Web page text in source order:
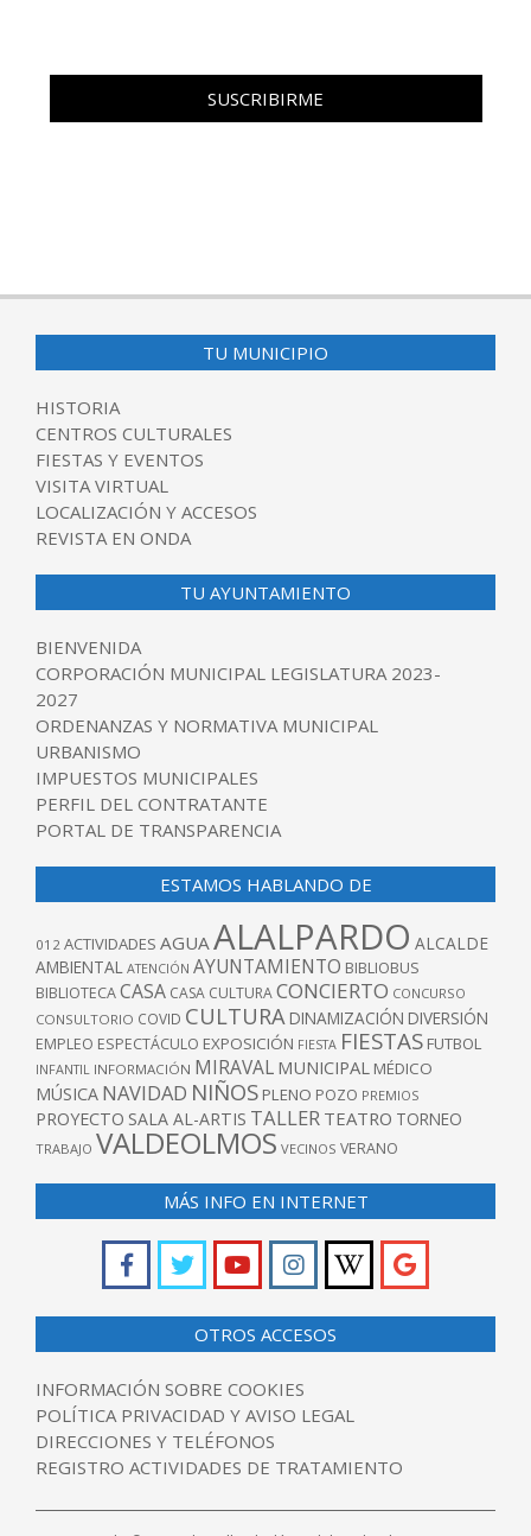
TU MUNICIPIO
HISTORIA
CENTROS CULTURALES
FIESTAS Y EVENTOS
VISITA VIRTUAL
LOCALIZACIÓN Y ACCESOS
REVISTA EN ONDA
TU AYUNTAMIENTO
BIENVENIDA
CORPORACIÓN MUNICIPAL LEGISLATURA 2023-
2027
ORDENANZAS Y NORMATIVA MUNICIPAL
URBANISMO
IMPUESTOS MUNICIPALES
PERFIL DEL CONTRATANTE
PORTAL DE TRANSPARENCIA
ESTAMOS HABLANDO DE
012 ACTIVIDADES AGUA ALALPARDO ALCALDE
AMBIENTAL ATENCIÓN AYUNTAMIENTO BIBLIOBUS
BIBLIOTECACASA CASA CULTURACONCIERTO CONCURSO
CONSULTORIO COVID CULTURA DINAMIZACIÓN DIVERSIÓN
EMPLEO ESPECTÁCULO EXPOSICIÓN FIESTA FIESTAS FUTBOL
INFANTIL INFORMACIÓN MIRAVAL MUNICIPAL MÉDICO
MÚSICA NAVIDAD NIÑOS PLENO POZO PREMIOS
PROYECTO SALA AL-ARTIS TALLER TEATRO TORNEO
TRABAJO VALDEOLMOS VECINOS VERANO
MÁS INFO EN INTERNET
OTROS ACCESOS
INFORMACIÓN SOBRE COOKIES
POLÍTICA PRIVACIDAD Y AVISO LEGAL
DIRECCIONES Y TELÉFONOS
REGISTRO ACTIVIDADES DE TRATAMIENTO